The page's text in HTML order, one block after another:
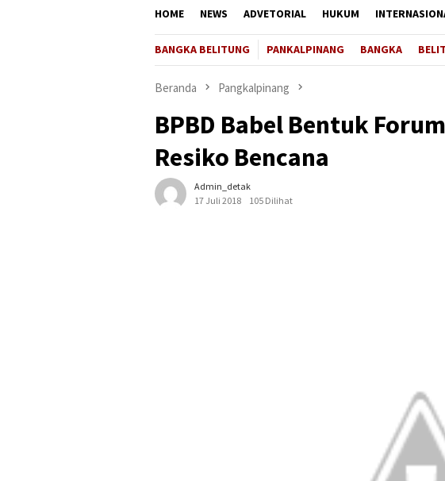
HOME NEWS ADVETORIAL HUKUM
BANGKA BELITUNG PANKALPINANG BANGKA
Beranda Pangkalpinang
BPBD Babel Bentuk
Resiko Bencana
Admin_detak
17 Juli 2018
105 Dilihat